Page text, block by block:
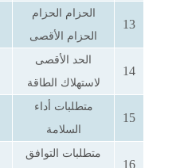
13
الحزام الحزام
الحزام الأقصى
14
الحد الأقصى
لاستهلاك الطاقة
15
متطلبات أداء
السلامة
16
متطلبات التوافق